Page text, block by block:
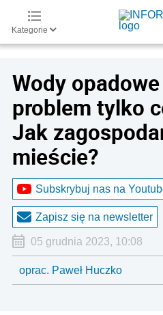
Kategorie
Wody
problem tylko
Jak
mieście?
Subskrybuj nas na
Zapisz się na newsletter
05 grudnia 2023, 10:08
oprac. Paweł Huczko